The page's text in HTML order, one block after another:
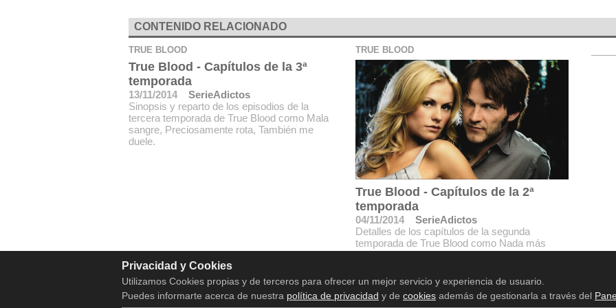
CONTENIDO RELACIONADO
TRUE BLOOD
True Blood - Capítulos de la 3ª
temporada
13/11/2014
SerieAdictos
Sinopsis y reparto de los episodios de la
tercera temporada de True Blood como Mala
sangre, Preciosamente rota, También me
duele.
TRUE BLOOD
True Blood - Capítulos de la 2ª
temporada
04/11/2014
SerieAdictos
Detalles de los capítulos de la segunda
temporada de True Blood como Nada más
Aviso legal
Privacidad y Cookies
Utilizamos Cookies propias y de terceros para ofrecer un mejor servicio y experiencia de usuario.
Puedes informarte acerca de nuestra política de privacidad y de cookiesademás de gestionarla a través del